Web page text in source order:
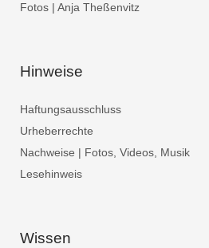
Fotos | Anja Theßenvitz
Hinweise
Haftungsausschluss
Urheberrechte
Nachweise | Fotos, Videos, Musik
Lesehinweis
Wissen